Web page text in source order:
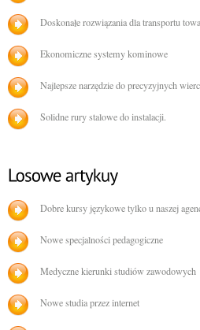
Doskonałe rozwiązania dla transportu
Ekonomiczne systemy kominowe
Najlepsze narzędzie do precyzyjnych
Solidne rury stalowe do instalacji.
Dobre kursy językowe tylko u naszej
Nowe specjalności pedagogiczne
Medyczne kierunki studiów zawodowych
Nowe studia przez internet